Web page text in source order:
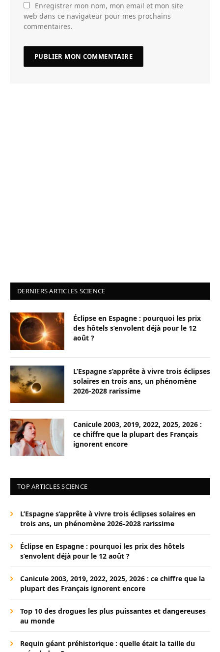
Enregistrer mon nom, mon email et mon site
web dans ce navigateur pour mes prochains
commentaires.
DERNIERS ARTICLES SCIENCE
Éclipse en Espagne : pourquoi les prix
des hôtels s’envolent déjà pour le 12
août ?
L’Espagne s’apprête à vivre trois éclipses
solaires en trois ans, un phénomène
2026-2028 rarissime
Canicule 2003, 2019, 2022, 2025, 2026 :
ce chiffre que la plupart des Français
ignorent encore
TOP ARTICLES SCIENCE
L’Espagne s’apprête à vivre trois éclipses solaires en
trois ans, un phénomène 2026-2028 rarissime
Éclipse en Espagne : pourquoi les prix des hôtels
s’envolent déjà pour le 12 août ?
Canicule 2003, 2019, 2022, 2025, 2026 : ce chiffre que la
plupart des Français ignorent encore
Top 10 des drogues les plus puissantes et dangereuses
au monde
Requin géant préhistorique : quelle était la taille du